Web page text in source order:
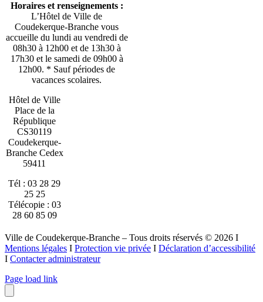
Horaires et renseignements :
L’Hôtel de Ville de
Coudekerque-Branche vous
accueille du lundi au vendredi de
08h30 à 12h00 et de 13h30 à
17h30 et le samedi de 09h00 à
12h00. * Sauf périodes de
vacances scolaires.
Hôtel de Ville
Place de la
République
CS30119
Coudekerque-
Branche Cedex
59411
Tél : 03 28 29
25 25
Télécopie : 03
28 60 85 09
Ville de Coudekerque-Branche – Tous droits réservés © 2026 I
Mentions légales I Protection vie privée I Déclaration d’accessibilité
I Contacter administrateur
Page load link